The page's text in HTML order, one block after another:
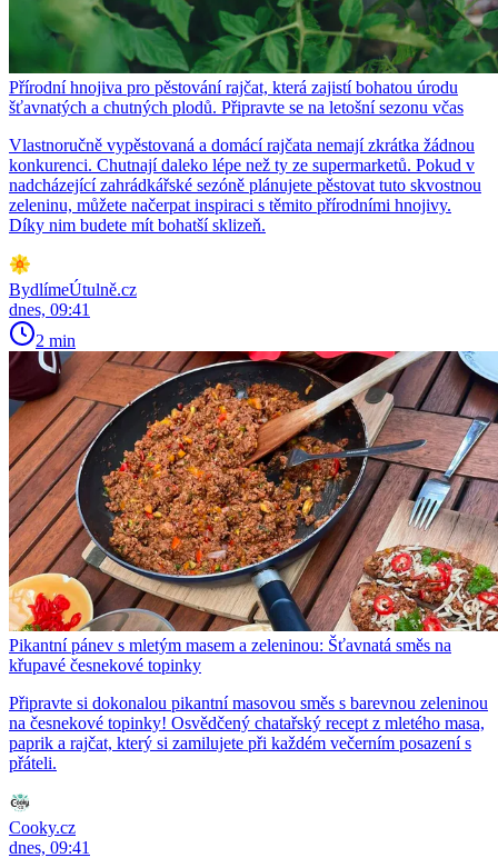
Přírodní hnojiva pro pěstování rajčat, která zajistí bohatou úrodu
šťavnatých a chutných plodů. Připravte se na letošní sezonu včas
Vlastnoručně vypěstovaná a domácí rajčata nemají zkrátka žádnou
konkurenci. Chutnají daleko lépe než ty ze supermarketů. Pokud v
nadcházející zahrádkářské sezóně plánujete pěstovat tuto skvostnou
zeleninu, můžete načerpat inspiraci s těmito přírodními hnojivy.
Díky nim budete mít bohatší sklizeň.
BydlímeÚtulně.cz
dnes, 09:41
2 min
Pikantní pánev s mletým masem a zeleninou: Šťavnatá směs na
křupavé česnekové topinky
Připravte si dokonalou pikantní masovou směs s barevnou zeleninou
na česnekové topinky! Osvědčený chatařský recept z mletého masa,
paprik a rajčat, který si zamilujete při každém večerním posazení s
přáteli.
Cooky.cz
dnes, 09:41